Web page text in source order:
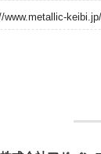
www.metallic-keibi.jp/